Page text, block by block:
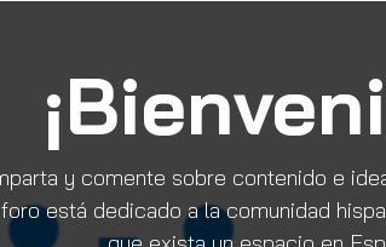
y comente sobre contenido e
está dedicado a la comunidad